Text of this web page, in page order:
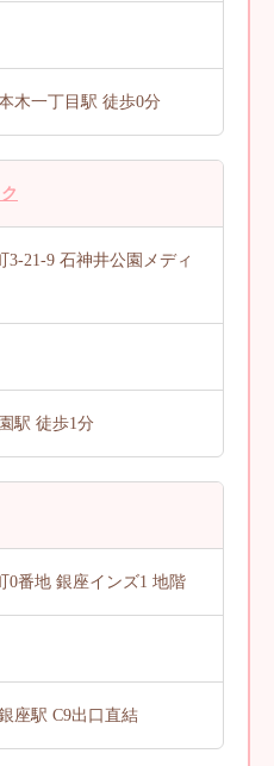
木一丁目駅 徒歩0分
3-21-9 石神井公園メディ
駅 徒歩1分
0番地 銀座インズ1 地階
座駅 C9出口直結